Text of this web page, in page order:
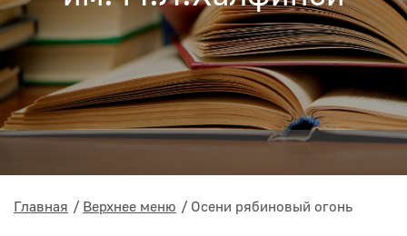
Главная Верхнее меню Осени рябиновый огонь